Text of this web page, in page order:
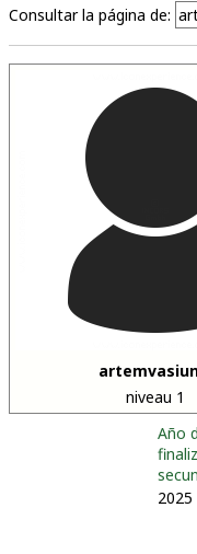
Consultar la página de:
niveau 1
Año
2025